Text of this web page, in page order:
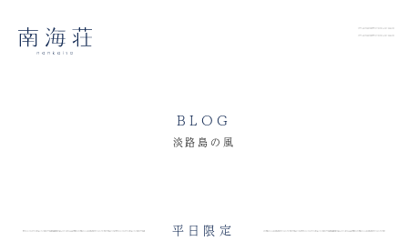
BLOG
淡路島の風
平日限定